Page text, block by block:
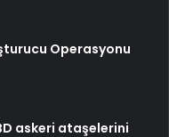
Operasyonu
askeri ataşelerini